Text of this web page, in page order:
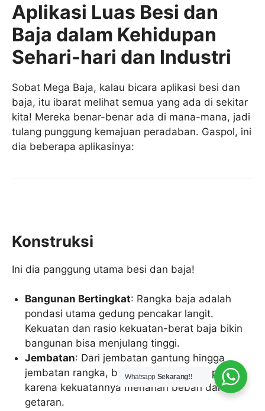
Aplikasi Luas Besi dan
Baja dalam Kehidupan
Sehari-hari dan Industri
Sobat Mega Baja, kalau bicara aplikasi besi dan
baja, itu ibarat melihat semua yang ada di sekitar
kita! Mereka benar-benar ada di mana-mana, jadi
tulang punggung kemajuan peradaban. Gaspol, ini
dia beberapa aplikasinya:
Konstruksi
Ini dia panggung utama besi dan baja!
Bangunan Bertingkat: Rangka baja adalah
pondasi utama gedung pencakar langit.
Kekuatan dan rasio kekuatan-berat baja bikin
bangunan bisa menjulang tinggi.
Jembatan: Dari jembatan gantung hingga
jembatan rangka, baja adalah material pilihan
karena kekuatannya menahan beban dan
getaran.
Whatsapp Sekarang!!